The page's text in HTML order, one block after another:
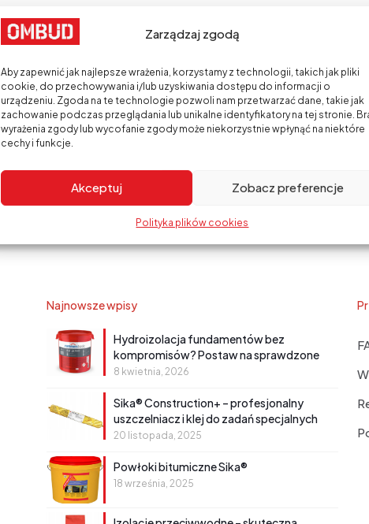
Zarządzaj zgodą
Aby zapewnić jak najlepsze wrażenia, korzystamy z technologii, takich jak pliki
cookie, do przechowywania i/lub uzyskiwania dostępu do informacji o
urządzeniu. Zgoda na te technologie pozwoli nam przetwarzać dane, takie jak
zachowanie podczas przeglądania lub unikalne identyfikatory na tej stronie.
wyrażenia zgody lub wycofanie zgody może niekorzystnie wpłynąć na niektóre
cechy i funkcje.
Akceptuj Zobacz preferencje
Polityka plików cookies
Zaloguj się
Najnowsze wpisy
Hydroizolacja fundamentów bez
kompromisów? Postaw na sprawdzone
rozwiązanie!
8 kwietnia, 2026
Sika® Construction+ – profesjonalny
uszczelniacz i klej do zadań specjalnych
20 listopada, 2025
Powłoki bitumiczne Sika®
18 września, 2025